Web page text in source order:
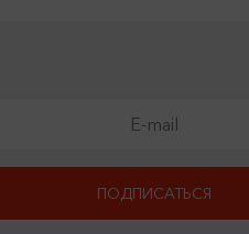
ПОДПИСАТЬСЯ